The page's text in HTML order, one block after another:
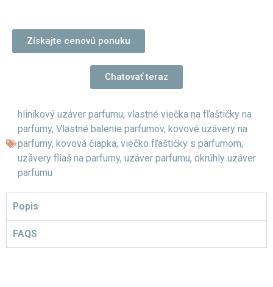
Získajte cenovú ponuku
Chatovať teraz
hliníkový uzáver parfumu, vlastné viečka na fľaštičky na
parfumy, Vlastné balenie parfumov, kovové uzávery na
parfumy, kovová čiapka, viečko fľaštičky s parfumom,
uzávery fliaš na parfumy, uzáver parfumu, okrúhly uzáver
parfumu
Popis
FAQS